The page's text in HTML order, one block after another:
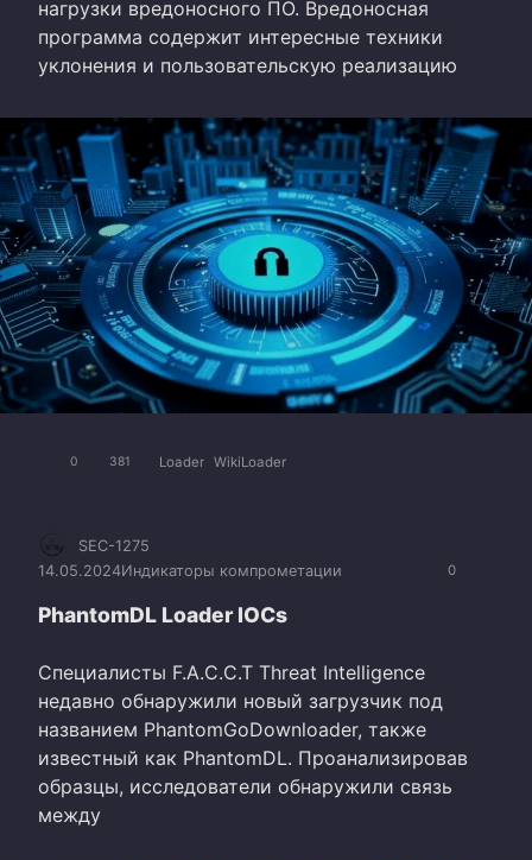
нагрузки вредоносного ПО. Вредоносная
программа содержит интересные техники
уклонения и пользовательскую реализацию
0 381 Loader WikiLoader
0
SEC-1275
14.05.2024Индикаторы компрометации
PhantomDL Loader IOCs
Специалисты F.A.C.C.T Threat Intelligence
недавно обнаружили новый загрузчик под
названием PhantomGoDownloader, также
известный как PhantomDL. Проанализировав
образцы, исследователи обнаружили связь
между